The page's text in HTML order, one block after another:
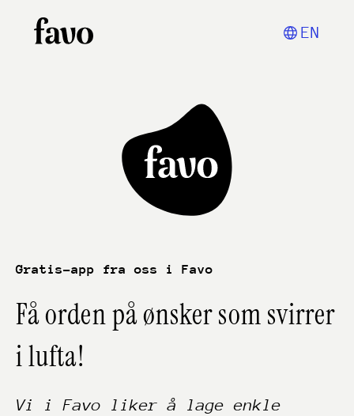
EN
Gratis-app fra oss i Favo
Få orden på ønsker som svirrer
i lufta!
Vi i Favo liker å lage enkle